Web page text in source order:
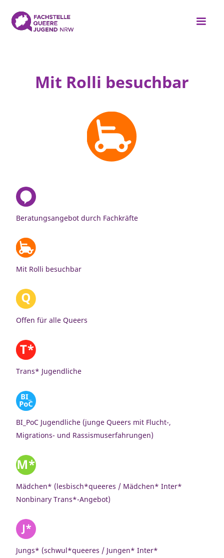
Mit Rolli besuchbar
Beratungsangebot durch Fachkräfte
Mit Rolli besuchbar
Offen für alle Queers
Trans* Jugendliche
BI_PoC Jugendliche (junge Queers mit Flucht-,
Migrations- und Rassismuserfahrungen)
Mädchen* (lesbisch*queeres / Mädchen* Inter*
Nonbinary Trans*-Angebot)
Jungs* (schwul*queeres / Jungen* Inter*